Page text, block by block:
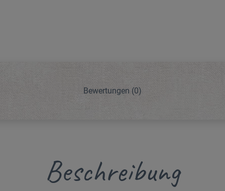
Bewertungen (0)
Beschreibung